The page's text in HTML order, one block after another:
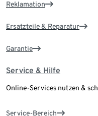
Reklamation
Ersatzteile & Reparatur
Garantie
Service & Hilfe
Online-Services nutzen &
Service-Bereich